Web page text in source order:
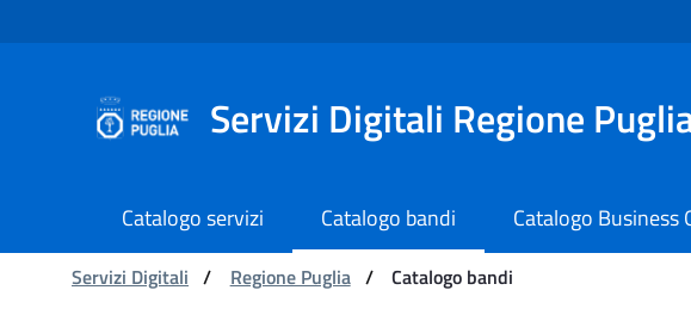
Navigazione
Servizi Digitali Regione
Catalogo servizi Catalogo bandi Catalogo Business
Ti trovi in:
Servizi Digitali / Regione Puglia / Catalogo bandi